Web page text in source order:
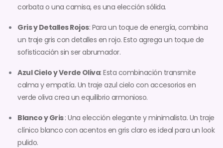
corbata o una camisa, es una elección sólida.
Gris y Detalles Rojos: Para un toque de energía, combina
un traje gris con detalles en rojo. Esto agrega un toque de
sofisticación sin ser abrumador.
Azul Cielo y Verde Oliva: Esta combinación transmite
calma y empatía. Un traje azul cielo con accesorios en
verde oliva crea un equilibrio armonioso.
Blanco y Gris: Una elección elegante y minimalista. Un traje
clínico blanco con acentos en gris claro es ideal para un look
pulido.